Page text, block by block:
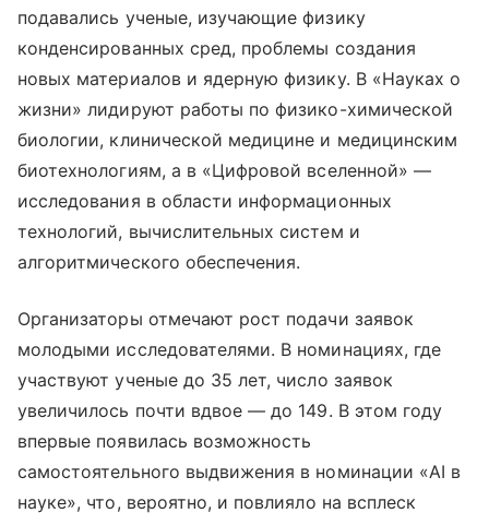
подавались ученые, изучающие физику
конденсированных сред, проблемы создания
новых материалов и ядерную физику. В «Науках о
жизни» лидируют работы по физико-химической
биологии, клинической медицине и медицинским
биотехнологиям, а в «Цифровой вселенной» —
исследования в области информационных
технологий, вычислительных систем и
алгоритмического обеспечения.
Организаторы отмечают рост подачи заявок
молодыми исследователями. В номинациях, где
участвуют ученые до 35 лет, число заявок
увеличилось почти вдвое — до 149. В этом году
впервые появилась возможность
самостоятельного выдвижения в номинации «AI в
науке», что, вероятно, и повлияло на всплеск